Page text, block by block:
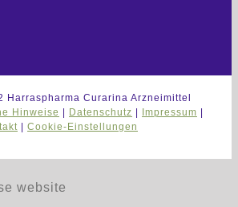
Harraspharma Curarina Arzneimittel
Hinweise Datenschutz Impressum
Cookie-Einstellungen
website